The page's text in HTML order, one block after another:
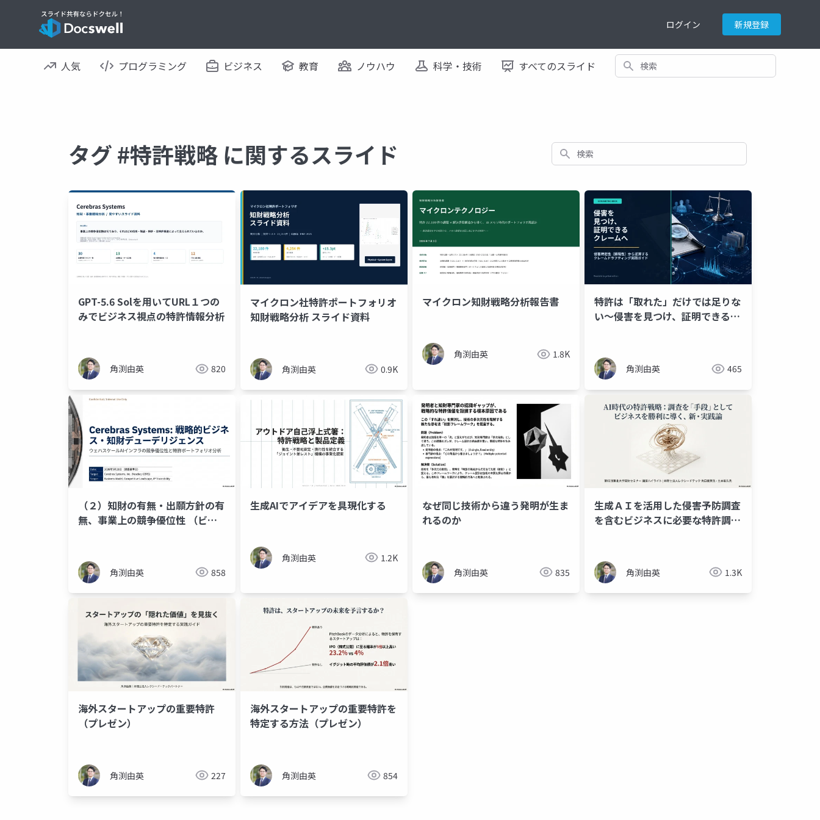
ログイン 新規登録
人気 プログラミング ビジネス 教育 ノウハウ 科学・技術 すべてのスライド 検索
タグ #特許戦略 に関するスライド 検索
GPT-5.6 Solを用いてURL１つの
みでビジネス視点の特許情報分析
角渕由英 820
マイクロン社特許ポートフォリオ
知財戦略分析 スライド資料
角渕由英 0.9K
マイクロン知財戦略分析報告書
角渕由英 1.8K
特許は「取れた」だけでは足りな
い～侵害を見つけ、証明できるク
角渕由英 465
（２）知財の有無・出願方針の有
無、事業上の競争優位性 （ビジ
角渕由英 858
生成AIでアイデアを具現化する
角渕由英 1.2K
なぜ同じ技術から違う発明が生ま
れるのか
角渕由英 835
生成ＡＩを活用した侵害予防調査
を含むビジネスに必要な特許調
角渕由英 1.3K
海外スタートアップの重要特許
（プレゼン）
角渕由英 227
海外スタートアップの重要特許を
特定する方法（プレゼン）
角渕由英 854